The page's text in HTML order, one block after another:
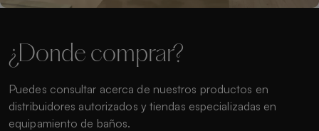
¿Donde comprar?
Puedes consultar acerca de nuestros productos en
distribuidores autorizados y tiendas especializadas en
equipamiento de baños.